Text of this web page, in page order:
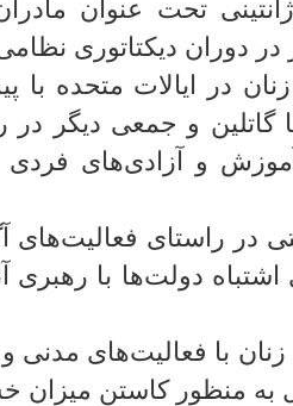
تحت عنوان
دوران دیکتاتوری
در ایالات متحده با
گاتلین و جمعی دیگر در
و آزادی‌های
راستای فعالیت‌های
دولت‌ها با رهبری
با فعالیت‌های مدنی
به منظور کاستن